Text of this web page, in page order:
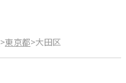
>東京都>大田区